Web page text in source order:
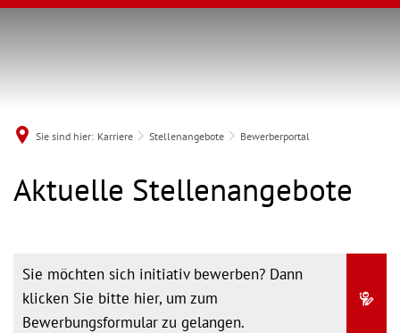
Sie sind hier: Karriere Stellenangebote Bewerberportal
Bewerberportal
Aktuelle Stellenangebote
Sie möchten sich initiativ bewerben? Dann
klicken Sie bitte hier, um zum
Bewerbungsformular zu gelangen.